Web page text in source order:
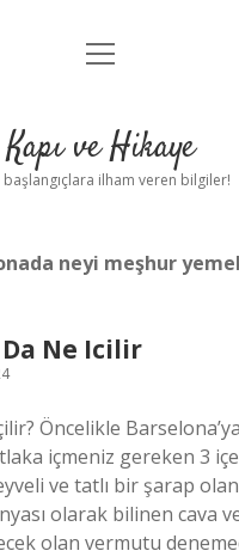
Anasayfa
Yasal Uyarı
menüyü
Kapı ve Hikaye
başlangıçlara ilham veren bilgiler!
neyi meşhur
Ne Icilir
Öncelikle Barselona’ya
içmeniz gereken 3
ve tatlı bir şarap
olarak bilinen cava
olan vermutu